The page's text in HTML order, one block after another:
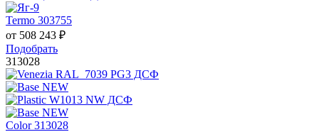
Termo 303755
от 508 243 ₽
Подобрать
313028
Color 313028